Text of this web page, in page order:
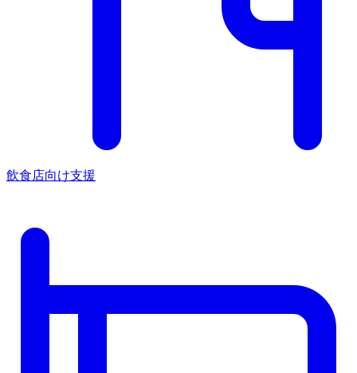
飲食店向け支援